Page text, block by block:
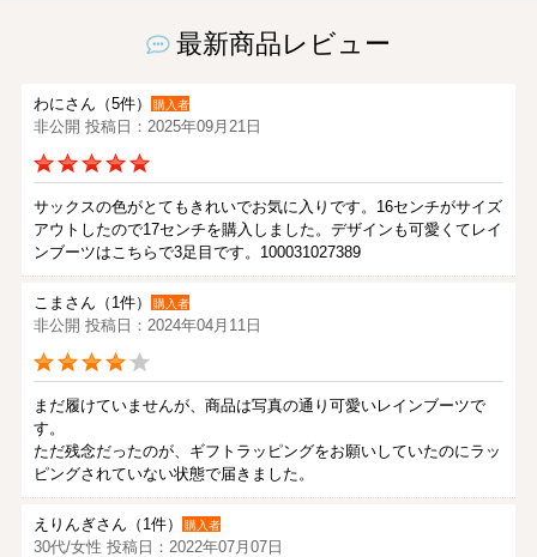
最新商品レビュー
わにさん（5件） 購入者
非公開 投稿日：2025年09月21日
サックスの色がとてもきれいでお気に入りです。16センチがサイズ
アウトしたので17センチを購入しました。デザインも可愛くてレイ
ンブーツはこちらで3足目です。100031027389
こまさん（1件） 購入者
非公開 投稿日：2024年04月11日
まだ履けていませんが、商品は写真の通り可愛いレインブーツで
す。
ただ残念だったのが、ギフトラッピングをお願いしていたのにラッ
ピングされていない状態で届きました。
えりんぎさん（1件） 購入者
30代/女性 投稿日：2022年07月07日